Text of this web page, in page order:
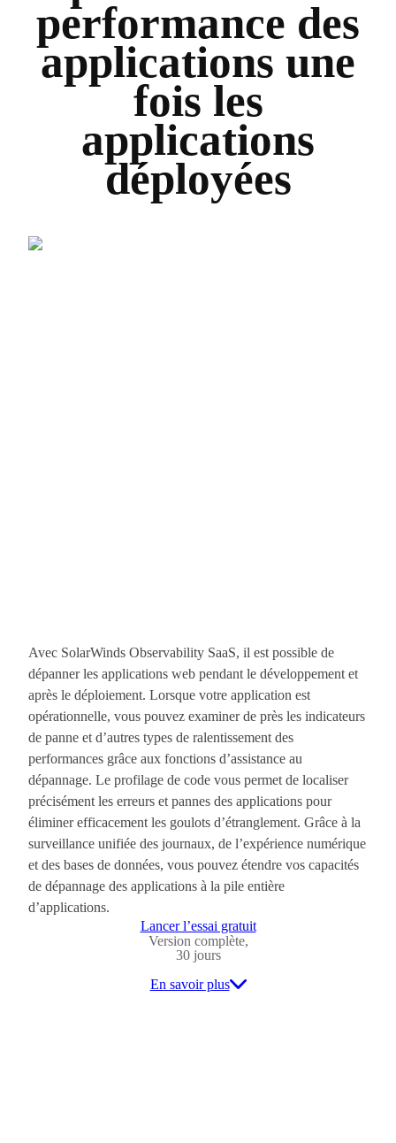
performance des
applications une
fois les
applications
déployées
Avec SolarWinds Observability SaaS, il est possible de
dépanner les applications web pendant le développement et
après le déploiement. Lorsque votre application est
opérationnelle, vous pouvez examiner de près les indicateurs
de panne et d’autres types de ralentissement des
performances grâce aux fonctions d’assistance au
dépannage. Le profilage de code vous permet de localiser
précisément les erreurs et pannes des applications pour
éliminer efficacement les goulots d’étranglement. Grâce à la
surveillance unifiée des journaux, de l’expérience numérique
et des bases de données, vous pouvez étendre vos capacités
de dépannage des applications à la pile entière
d’applications.
Lancer l’essai gratuit
Version complète,
30 jours
En savoir plus